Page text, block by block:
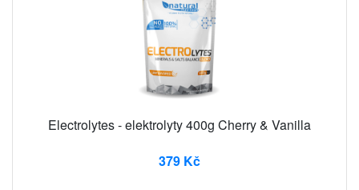
Electrolytes - elektrolyty 400g Cherry & Vanilla
379 Kč